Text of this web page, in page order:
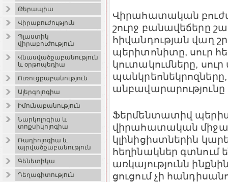
Թերապիա
Վիրաբուժություն
Պլաստիկ
վիրաբուժություն
Վնասվածքաբանություն
և օրթոպեդիա
Ուռուցքաբանություն
Ալերգոլոգիա
Իմունաբանություն
Նարկոլոգիա և
տոքսիկոլոգիա
Ռադիոլոգիա և
այրվածքաբանություն
Գենետիկա
Դեղագիտություն
Վիրահատական
շուրջ բանավեճերը
հիվանդության վաղ
պերիտոնիտը, սուր
կուտակումները,
անբավարարությունը
Ֆերմենտատիվ
վիրահատական
կլինիցիստներին
հեղինակներ
առկայությունն
ցուցում չի